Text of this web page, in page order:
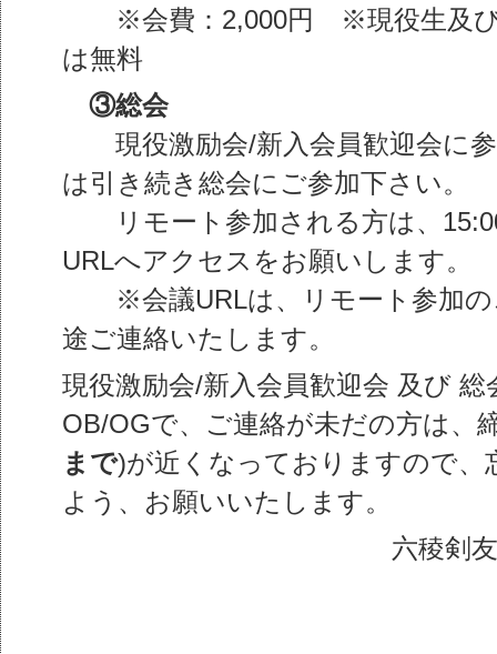
※会費：2,000円 ※現役生及び
は無料
③総会
現役激励会/新入会員歓迎会に参
は引き続き総会にご参加下さい。
リモート参加される方は、
URLへアクセスをお願いします。
※会議URLは、リモート参加の
途ご連絡いたします。
現役激励会/新入会員歓迎会 及び
OB/OGで、ご連絡が未だの方は、
まで)が近くなっておりますので、
よう、お願いいたします。
六稜剣